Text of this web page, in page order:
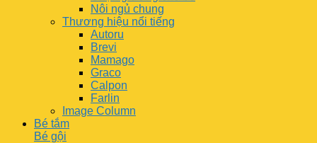
Nôi ngủ chung
Thương hiệu nổi tiếng
Autoru
Brevi
Mamago
Graco
Calpon
Farlin
Image Column
Bé tắm
Bé gội